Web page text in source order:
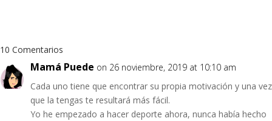
10 Comentarios
Mamá Puede on 26 noviembre, 2019 at 10:10 am
Cada uno tiene que encontrar su propia motivación y una vez
que la tengas te resultará más fácil.
Yo he empezado a hacer deporte ahora, nunca había hecho